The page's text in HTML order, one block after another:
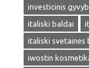
investicinis
italiski baldai
italiski svetaines
iwostin